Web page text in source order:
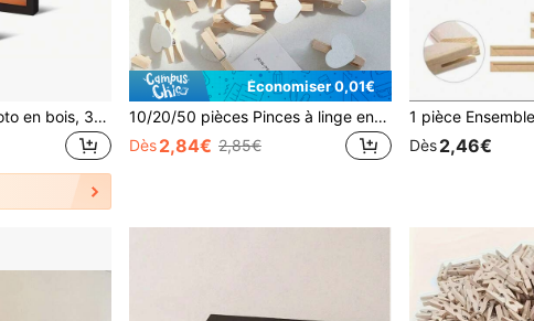
1/3 pièces Cadre photo en bois, 30x40cm/A3/A4 Cadre photo multi-tailles, Noir/Blanc/Couleur bois naturel au choix, Cadre mural pour impression d'art et photo, Papier photo non inclus, Le devant est en plastique et non en verre
Économiser 0,01€
10/20/50 pièces Pinces à linge en bois en forme de cœur, Pinces en bois pour clips photo, Mini pinces décoratives en bois, Pour l'artisanat, le séchage des vêtements, les dossiers photo, les faveurs de mariage, l'affichage des cartes postales, la décoration DIY, les pinces à linge, la décoration de mariage de la Saint-Valentin, la décoration de papeterie, gadgets utiles
Dès2,84€ 2,85€
Dès 2,46€